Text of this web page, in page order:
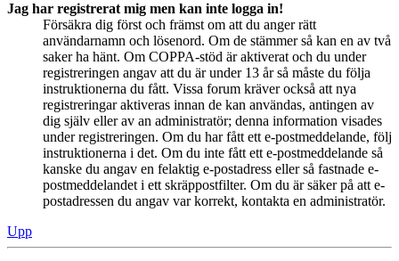
Jag har registrerat mig men kan inte logga in!
Försäkra dig först och främst om att du anger rätt
användarnamn och lösenord. Om de stämmer så kan en av två
saker ha hänt. Om COPPA-stöd är aktiverat och du under
registreringen angav att du är under 13 år så måste du följa
instruktionerna du fått. Vissa forum kräver också att nya
registreringar aktiveras innan de kan användas, antingen av
dig själv eller av an administratör; denna information visades
under registreringen. Om du har fått ett e-postmeddelande, följ
instruktionerna i det. Om du inte fått ett e-postmeddelande så
kanske du angav en felaktig e-postadress eller så fastnade e-
postmeddelandet i ett skräppostfilter. Om du är säker på att e-
postadressen du angav var korrekt, kontakta en administratör.
Upp